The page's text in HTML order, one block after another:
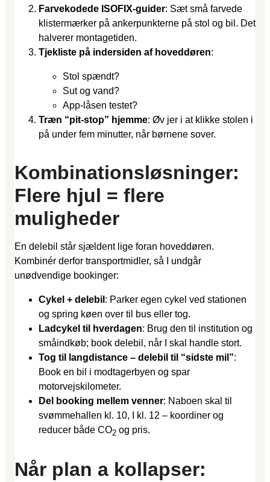
Farvekodede ISOFIX-guider: Sæt små farvede
klistermærker på ankerpunkterne på stol og bil. Det
halverer montagetiden.
Tjekliste på indersiden af hoveddøren:
Stol spændt?
Sut og vand?
App-låsen testet?
Træn “pit-stop” hjemme: Øv jer i at klikke stolen i
på under fem minutter, når børnene sover.
Kombinationsløsninger:
Flere hjul = flere
muligheder
En delebil står sjældent lige foran hoveddøren.
Kombinér derfor transportmidler, så I undgår
unødvendige bookinger:
Cykel + delebil : Parker egen cykel ved stationen
og spring køen over til bus eller tog.
Ladcykel til hverdagen: Brug den til institution og
småindkøb; book delebil, når I skal handle stort.
Tog til langdistance – delebil til “sidste mil”:
Book en bil i modtagerbyen og spar
motorvejskilometer.
Del booking mellem venner: Naboen skal til
svømmehallen kl. 10, I kl. 12 – koordiner og
reducer både CO2 og pris.
Når plan a kollapser: